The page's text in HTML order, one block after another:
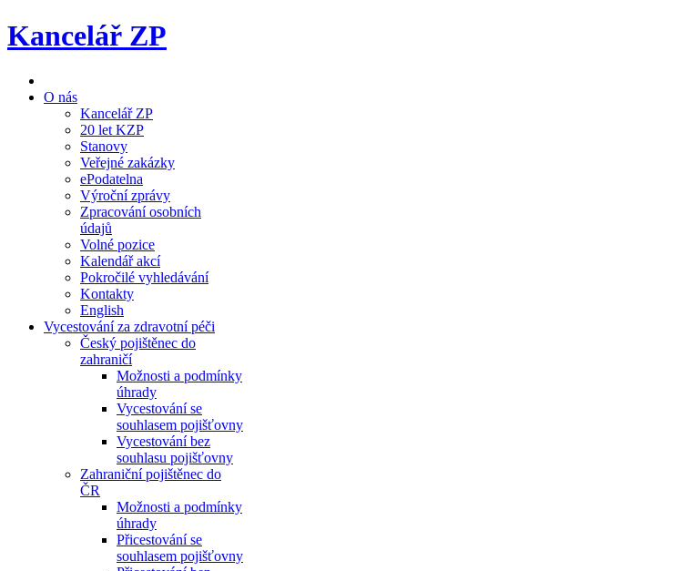
Kancelář ZP
O nás
Kancelář ZP
20 let KZP
Stanovy
Veřejné zakázky
ePodatelna
Výroční zprávy
Zpracování osobních
údajů
Volné pozice
Kalendář akcí
Pokročilé vyhledávání
Kontakty
English
Vycestování za zdravotní péči
Český pojištěnec do
zahraničí
Možnosti a podmínky
úhrady
Vycestování se
souhlasem pojišťovny
Vycestování bez
souhlasu pojišťovny
Zahraniční pojištěnec do
ČR
Možnosti a podmínky
úhrady
Přicestování se
souhlasem pojišťovny